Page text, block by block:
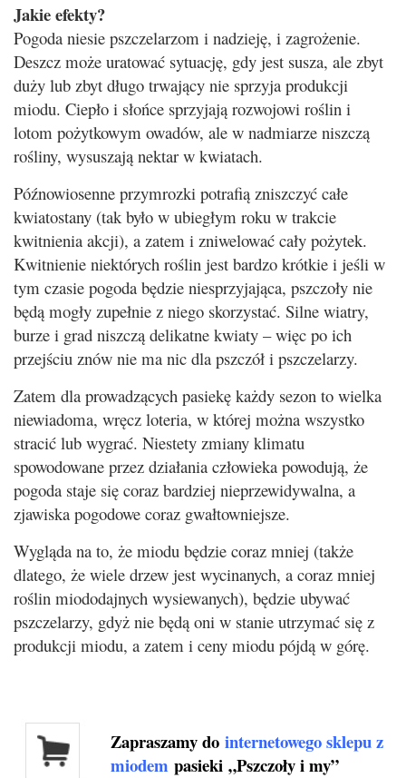
Jakie efekty?
Pogoda niesie pszczelarzom i nadzieję, i zagrożenie.
Deszcz może uratować sytuację, gdy jest susza, ale zbyt
duży lub zbyt długo trwający nie sprzyja produkcji
miodu. Ciepło i słońce sprzyjają rozwojowi roślin i
lotom pożytkowym owadów, ale w nadmiarze niszczą
rośliny, wysuszają nektar w kwiatach.
Późnowiosenne przymrozki potrafią zniszczyć całe
kwiatostany (tak było w ubiegłym roku w trakcie
kwitnienia akcji), a zatem i zniwelować cały pożytek.
Kwitnienie niektórych roślin jest bardzo krótkie i jeśli w
tym czasie pogoda będzie niesprzyjająca, pszczoły nie
będą mogły zupełnie z niego skorzystać. Silne wiatry,
burze i grad niszczą delikatne kwiaty – więc po ich
przejściu znów nie ma nic dla pszczół i pszczelarzy.
Zatem dla prowadzących pasiekę każdy sezon to wielka
niewiadoma, wręcz loteria, w której można wszystko
stracić lub wygrać. Niestety zmiany klimatu
spowodowane przez działania człowieka powodują, że
pogoda staje się coraz bardziej nieprzewidywalna, a
zjawiska pogodowe coraz gwałtowniejsze.
Wygląda na to, że miodu będzie coraz mniej (także
dlatego, że wiele drzew jest wycinanych, a coraz mniej
roślin miododajnych wysiewanych), będzie ubywać
pszczelarzy, gdyż nie będą oni w stanie utrzymać się z
produkcji miodu, a zatem i ceny miodu pójdą w górę.
Zapraszamy do internetowego sklepu z
miodem pasieki „Pszczoły i my”